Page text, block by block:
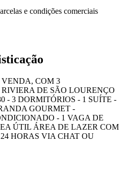
e condições comerciais
COM 3
DE SÃO LOURENÇO
- 3 DORMITÓRIOS - 1 SUÍTE -
GOURMET -
- 1 VAGA DE
ÚTIL ÁREA DE LAZER COM
HORAS VIA CHAT OU